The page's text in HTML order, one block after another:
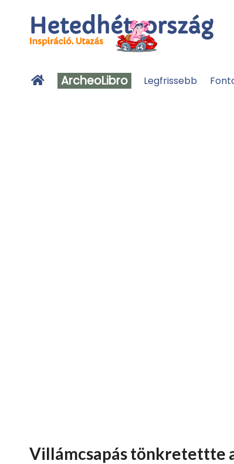
ArcheoLibro Legfrissebb
Villámcsapás tönkretettte